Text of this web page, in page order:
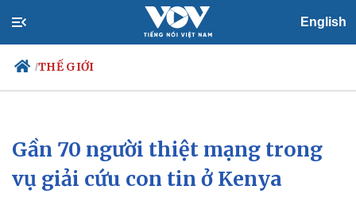
English
/THẾ GIỚI
Chính trị
Tổ chức nhân sự
Xã hội
Tin 24h
Dự báo thời tiết
Gần 70 người thiệt mạng trong
vụ giải cứu con tin ở Kenya